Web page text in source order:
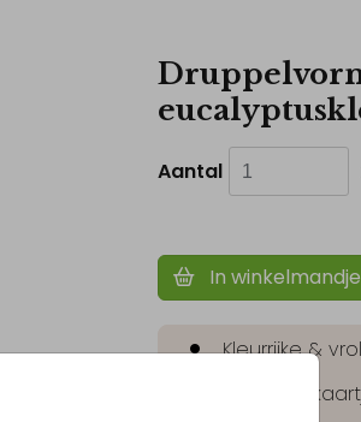
Aantal
In winkelmandje
Kleurrijke &
Originele